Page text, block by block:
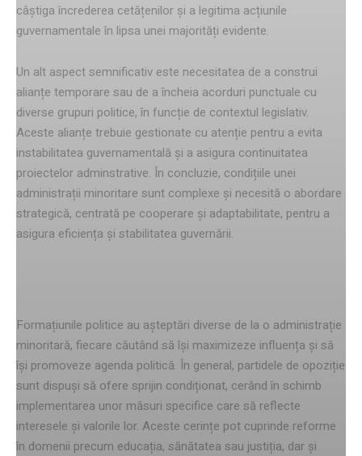
câștiga încrederea cetățenilor și a legitima acțiunile
guvernamentale în lipsa unei majorități evidente.
Un alt aspect semnificativ este necesitatea de a construi
alianțe temporare sau de a încheia acorduri punctuale cu
diverse grupuri politice, în funcție de contextul legislativ.
Aceste alianțe trebuie gestionate cu atenție pentru a evita
instabilitatea guvernamentală și a asigura continuitatea
proiectelor adminstrative. În concluzie, condițiile unei
administrații minoritare sunt complexe și necesită o abordare
strategică, centrată pe cooperare și adaptabilitate, pentru a
asigura eficiența și stabilitatea guvernării.
Formațiunile politice au așteptări diverse de la o administrație
minoritară, fiecare căutând să își maximizeze influența și să
își promoveze agenda politică. În general, partidele de opoziție
sunt dispuși să ofere sprijin condiționat, cerând în schimb
implementarea unor măsuri specifice care să reflecte
interesele și valorile lor. Aceste cerințe pot cuprinde reforme
în domenii precum educația, sănătatea sau justiția, dar și